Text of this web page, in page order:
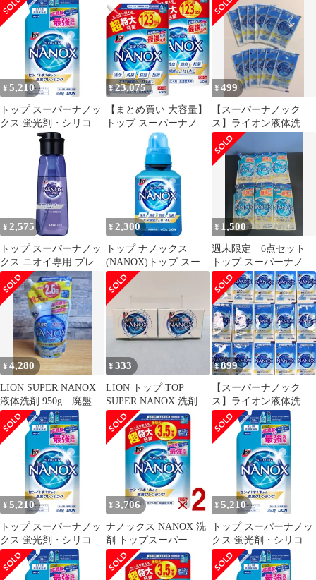
高濃度 洗濯洗剤
350g // 6602001
4903301306474
X001BX8T1H
660g
¥ 5,210
トップ スーパーナノッ
クス 蛍光剤・シリコー
ン無添加 高濃度 洗濯洗
剤 液体 詰め替え
350g×4個
¥23,075
【まとめ買い 大容量】
トップ スーパーナノッ
クス 蛍光剤無配合 高濃
度 洗濯洗剤
¥499
【スーパーナノック
ス】ライオン液体洗濯
用洗剤 ワンパックタ
イプ
¥ 2,575
トップ スーパーナノッ
クス ニオイ専用 プレミ
アム抗菌処方 洗剤 蛍光
剤・シリコ
¥ 2,300
トップ ナノックス
(NANOX)トップ スーパ
ーナノックス 蛍光剤・
シリコーン無
¥ 1,500
週末限定 6点セット
トップ スーパーナノッ
クス 蛍光剤・シリコー
ン無添加 高濃度 洗濯洗
剤 350g ... 6601696
4903301306474
¥4,280
LION SUPER NANOX
液体洗剤 950g 廃盤
品。
¥333
LION トップ TOP
SUPER NANOX 洗剤 4
個セット
¥899
【スーパーナノック
ス】ライオン液体洗濯
用洗剤 ワンパックタ
イプ
¥ 5,210
トップ スーパーナノッ
クス 蛍光剤・シリコー
ン無添加 高濃度 洗濯洗
剤 液体 詰め替え
¥ 3,706
ナノックス NANOX 洗
剤 トップスーパー
NANOX 詰替用超特大
1230g 衣料用洗剤 洗浄
¥ 5,210
トップ スーパーナノッ
クス 蛍光剤・シリコー
ン無添加 高濃度 洗濯洗
剤 液体 詰め替え